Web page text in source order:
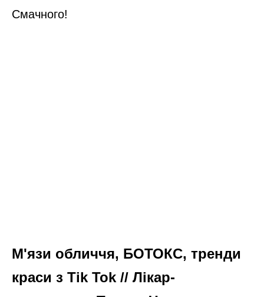
Смачного!
М'язи обличчя, БОТОКС, тренди
краси з Tik Tok // Лікар-